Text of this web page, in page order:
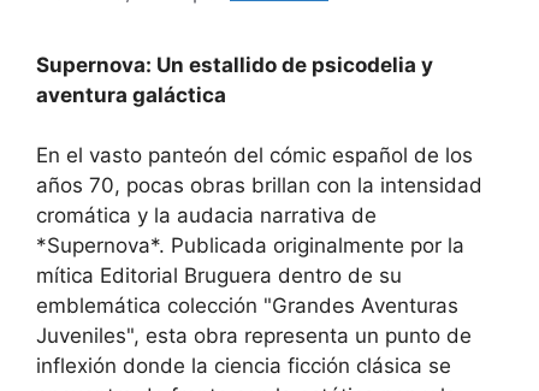
Supernova: Un estallido de psicodelia y
aventura galáctica
En el vasto panteón del cómic español de los
años 70, pocas obras brillan con la intensidad
cromática y la audacia narrativa de
*Supernova*. Publicada originalmente por la
mítica Editorial Bruguera dentro de su
emblemática colección "Grandes Aventuras
Juveniles", esta obra representa un punto de
inflexión donde la ciencia ficción clásica se